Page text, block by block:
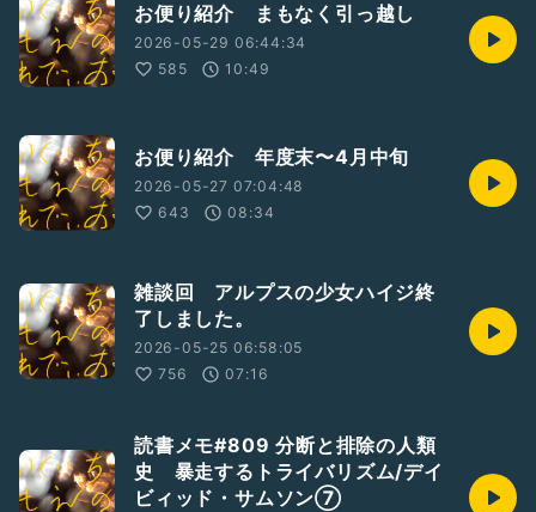
お便り紹介 まもなく引っ越し
2026-05-29 06:44:34
585
10:49
お便り紹介 年度末〜4月中旬
2026-05-27 07:04:48
643
08:34
雑談回 アルプスの少女ハイジ終
了しました。
2026-05-25 06:58:05
756
07:16
読書メモ#809 分断と排除の人類
史 暴走するトライバリズム/デイ
ビィッド・サムソン⑦